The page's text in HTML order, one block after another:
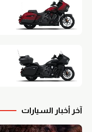
آخر أخبار السيارات